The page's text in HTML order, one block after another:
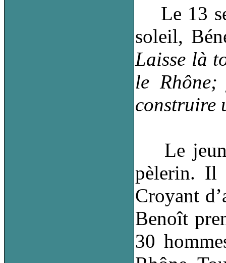
Le 13
soleil,
Laisse là
le
construire
Le jeune
pèlerin. Il
Croyant
Benoît
30